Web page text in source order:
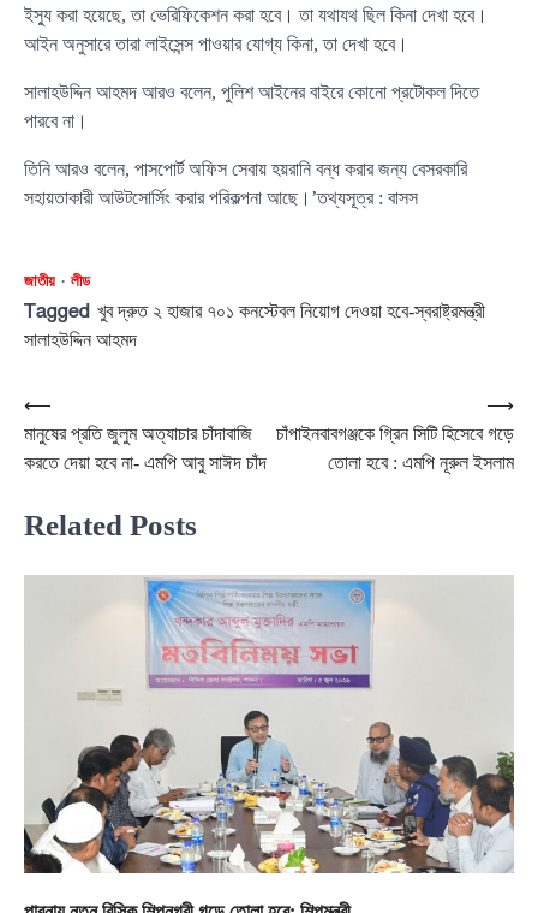
ইস্যু করা হয়েছে, তা ভেরিফিকেশন করা হবে। তা যথাযথ ছিল কিনা দেখা হবে।
আইন অনুসারে তারা লাইসেন্স পাওয়ার যোগ্য কিনা, তা দেখা হবে।
সালাহউদ্দিন আহমদ আরও বলেন, পুলিশ আইনের বাইরে কোনো প্রটোকল দিতে
পারবে না।
তিনি আরও বলেন, পাসপোর্ট অফিস সেবায় হয়রানি বন্ধ করার জন্য বেসরকারি
সহায়তাকারী আউটসোর্সিং করার পরিকল্পনা আছে।’তথ্যসূত্র : বাসস
জাতীয় লীড
Tagged খুব দ্রুত ২ হাজার ৭০১ কনস্টেবল নিয়োগ দেওয়া হবে-স্বরাষ্ট্রমন্ত্রী
সালাহউদ্দিন আহমদ
Post
navigation
⟵
মানুষের প্রতি জুলুম অত্যাচার চাঁদাবাজি
করতে দেয়া হবে না- এমপি আবু সাঈদ চাঁদ
চাঁপাইনবাবগঞ্জকে গ্রিন সিটি হিসেবে গড়ে
তোলা হবে : এমপি নূরুল ইসলাম
⟶
Related Posts